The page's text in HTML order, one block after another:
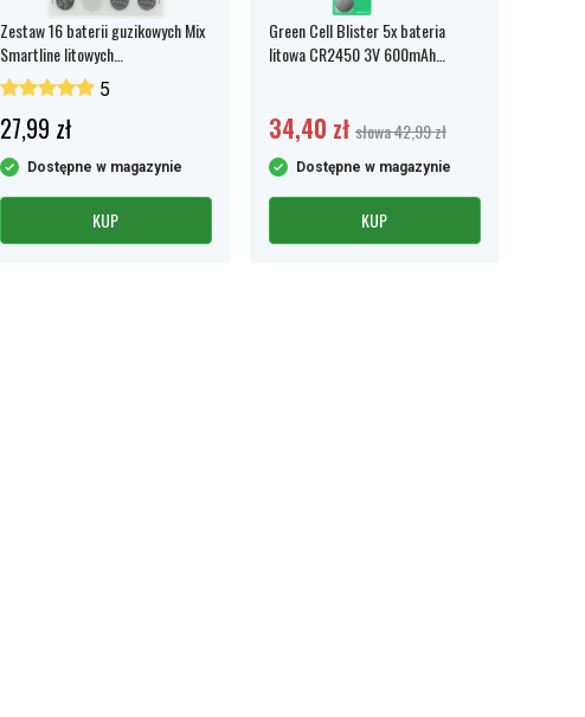
Zestaw 16 baterii guzikowych Mix
Smartline litowych
(CR2016/CR2025/CR2032/CR2430/CR2450)
5
27,99 zł
Dostępne w magazynie
KUP
Green Cell Blister 5x bateria
litowa CR2450 3V 600mAh
34,40 zł słowa 42,99 zł
Dostępne w magazynie
KUP